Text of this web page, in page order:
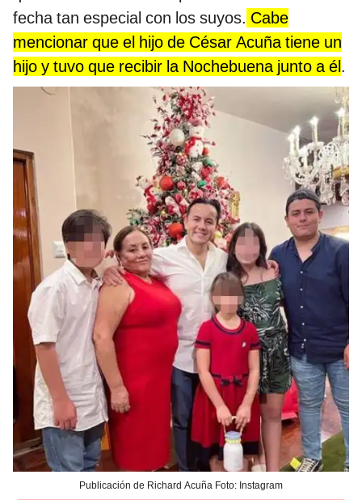
fecha tan especial con los suyos. Cabe
mencionar que el hijo de César Acuña tiene un
hijo y tuvo que recibir la Nochebuena junto a él.
Publicación de Richard Acuña Foto: Instagram